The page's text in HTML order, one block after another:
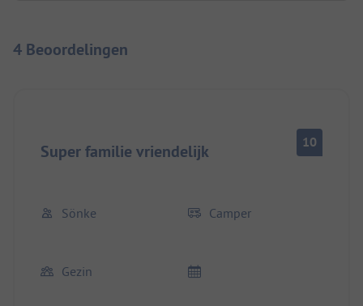
4 Beoordelingen
Super familie vriendelijk 10
Sönke Camper
Gezin